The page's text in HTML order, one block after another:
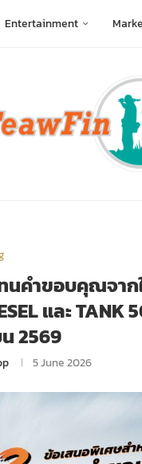
Entertainment
นคำขอบคุณจา
และ TANK
2569
5 June 2026